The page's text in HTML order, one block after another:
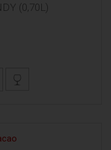
(0,70L)